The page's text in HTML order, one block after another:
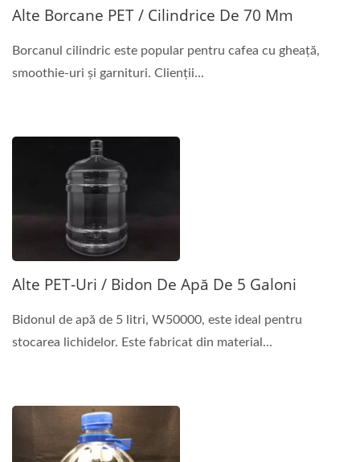
Alte Borcane PET / Cilindrice De 70 Mm
Borcanul cilindric este popular pentru cafea cu gheață,
smoothie-uri și garnituri. Clienții...
Alte PET-Uri / Bidon De Apă De 5 Galoni
Bidonul de apă de 5 litri, W50000, este ideal pentru
stocarea lichidelor. Este fabricat din material...